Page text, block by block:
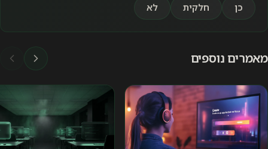
כן חלקית לא
מאמרים נוספים